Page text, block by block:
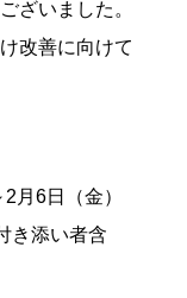
ざいました。
改善に向けて
月6日（金）
き添い者含